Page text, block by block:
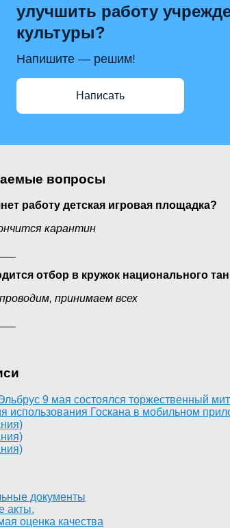
улучшить работу
культуры?
Напишите — решим!
Написать
вопросы
работу детская игровая площадка?
карантин
отбор в кружок национального
принимаем всех
9 мая состоялся торжественный
использования Госкана в мобильном
документы
акты.
оценка качества